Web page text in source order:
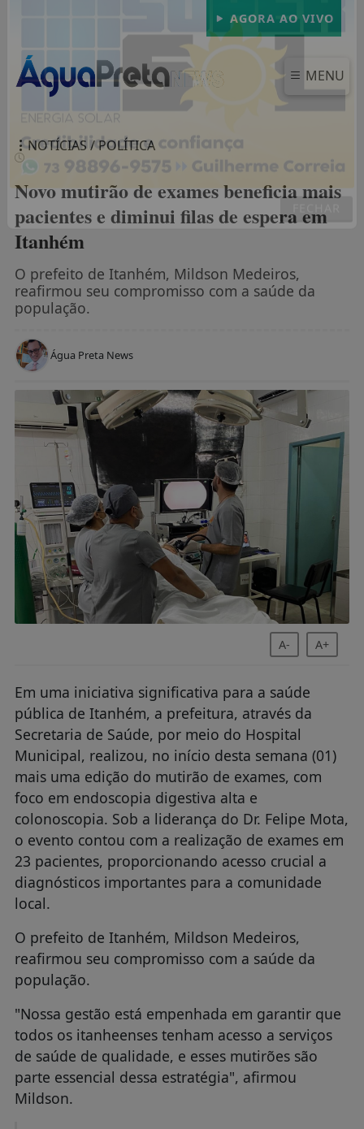
AGORA AO VIVO
MENU
NOTÍCIAS / POLÍTICA
Novo mutirão de exames beneficia mais
pacientes e diminui filas de espera em
Itanhém
O prefeito de Itanhém, Mildson Medeiros,
reafirmou seu compromisso com a saúde da
população.
Água Preta News
A- A+
Em uma iniciativa significativa para a saúde
pública de Itanhém, a prefeitura, através da
Secretaria de Saúde, por meio do Hospital
Municipal, realizou, no início desta semana (01)
mais uma edição do mutirão de exames, com
foco em endoscopia digestiva alta e
colonoscopia. Sob a liderança do Dr. Felipe Mota,
o evento contou com a realização de exames em
23 pacientes, proporcionando acesso crucial a
diagnósticos importantes para a comunidade
local.
O prefeito de Itanhém, Mildson Medeiros,
reafirmou seu compromisso com a saúde da
população.
"Nossa gestão está empenhada em garantir que
todos os itanheenses tenham acesso a serviços
de saúde de qualidade, e esses mutirões são
parte essencial dessa estratégia", afirmou
Mildson.